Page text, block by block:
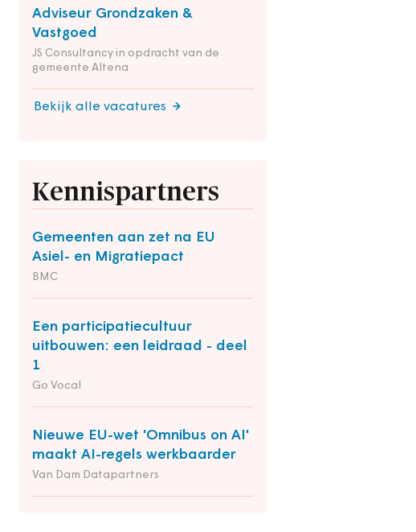
Adviseur Grondzaken &
Vastgoed
JS Consultancy in opdracht van de
gemeente Altena
Bekijk alle vacatures
Kennispartners
Gemeenten aan zet na EU
Asiel- en Migratiepact
BMC
Een participatiecultuur
uitbouwen: een leidraad - deel
1
Go Vocal
Nieuwe EU-wet 'Omnibus on AI'
maakt AI-regels werkbaarder
Van Dam Datapartners